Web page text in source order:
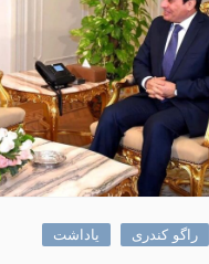
راگو کندری یاداشت